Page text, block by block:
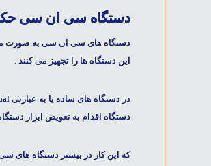
دستگاه سی ان سی
دستگاه های سی ان سی به صورت
این دستگاه ها را تجهیز می کنند .
در دستگاه های ساده یا به عبارتی Manual شما برای تعویض کردن ابزار سری
دستگاه اقدام به تعویض ابزار
که این کار در بیشتر دستگاه های